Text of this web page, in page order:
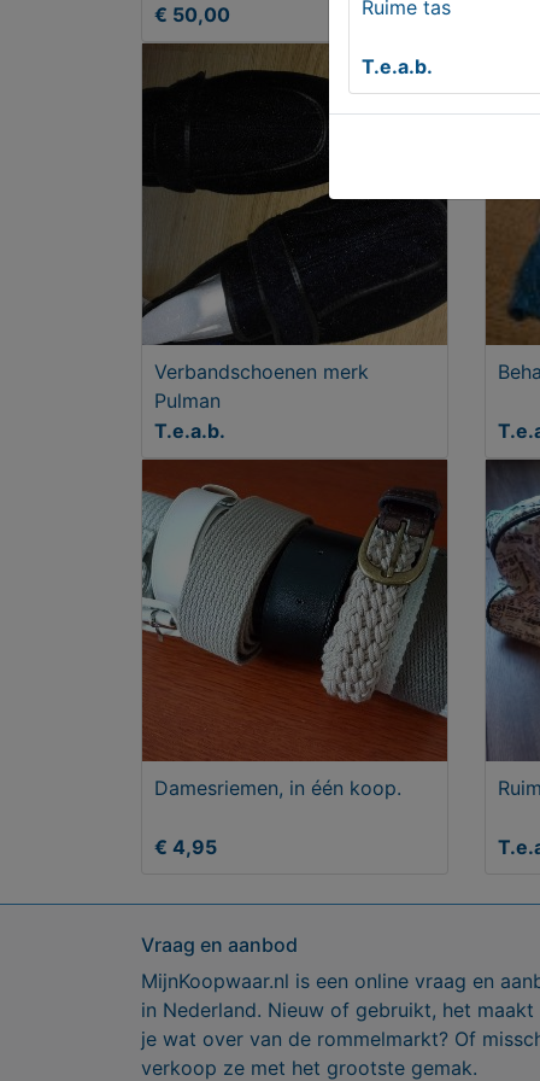
€ 50,00
Verbandschoenen merk
Pulman
T.e.a.b.
Damesriemen, in één koop.
€ 4,95
Ruime tas
T.e.a.b.
Vraag en aanbod
MijnKoopwaar.nl is een online vraag en
in Nederland. Nieuw of gebruikt, het
je wat over van de rommelmarkt? Of
verkoop ze met het grootste gemak.